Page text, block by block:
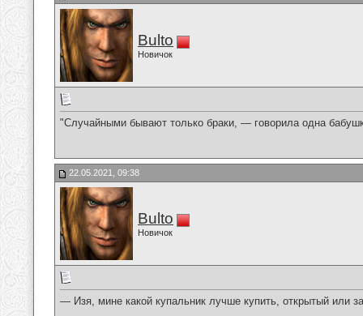
Bulto
Новичок
"Случайными бывают только браки, — говорила одна
22.05.2021, 09:38
Bulto
Новичок
— Изя, мине какой купальник лучше купить, открытый или